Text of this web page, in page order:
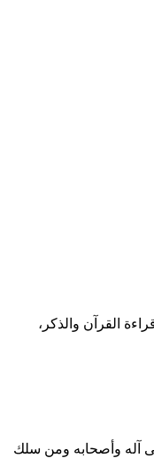
القرآن والذكر،
آله وأصحابه ومن سلك